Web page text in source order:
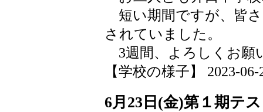
短い期間ですが、皆
されていました。
3週間、よろしくお願
【学校の様子】 2023-
6月23日(金)第１期テ